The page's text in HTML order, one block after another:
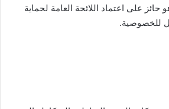
على اعتماد اللائحة العامة لحماية